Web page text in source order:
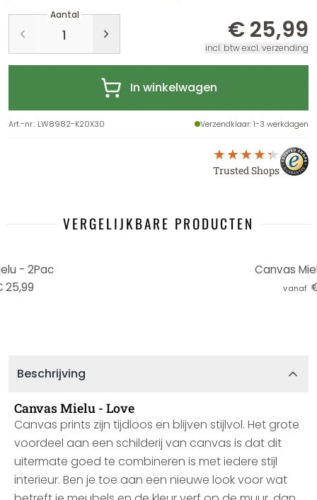
Aantal
€ 25,99
incl. btw excl. verzending
In winkelwagen
Art.-nr.: LW8982-K20X30 Verzendklaar: 1-3 werkdagen
Trusted Shops
VERGELIJKBARE PRODUCTEN
- 2Pac
25,99
Canvas
vanaf
Beschrijving
Canvas Mielu - Love
Canvas prints zijn tijdloos en blijven stijlvol. Het grote
voordeel aan een schilderij van canvas is dat dit
uitermate goed te combineren is met iedere stijl
interieur. Ben je toe aan een nieuwe look voor wat